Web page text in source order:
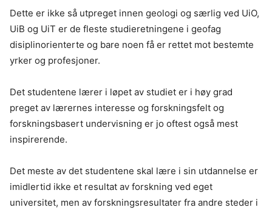
Dette er ikke så utpreget innen geologi og særlig ved UiO,
UiB og UiT er de fleste studieretningene i geofag
disiplinorienterte og bare noen få er rettet mot bestemte
yrker og profesjoner.
Det studentene lærer i løpet av studiet er i høy grad
preget av lærernes interesse og forskningsfelt og
forskningsbasert undervisning er jo oftest også mest
inspirerende.
Det meste av det studentene skal lære i sin utdannelse er
imidlertid ikke et resultat av forskning ved eget
universitet, men av forskningsresultater fra andre steder i